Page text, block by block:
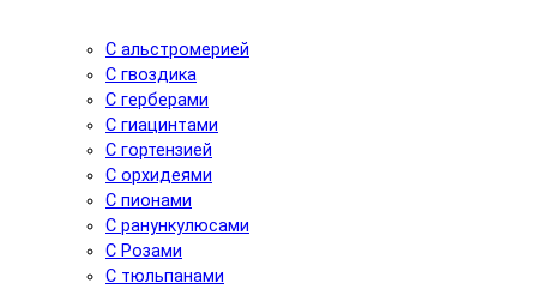
С альстромерией
С гвоздика
С герберами
С гиацинтами
С гортензией
С орхидеями
С пионами
С ранункулюсами
С Розами
С тюльпанами